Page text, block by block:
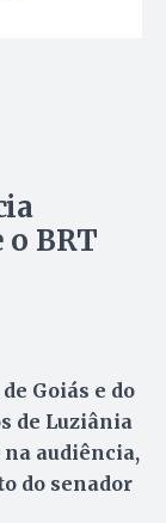
o BRT
Goiás e do
de Luziânia
audiência,
do senador